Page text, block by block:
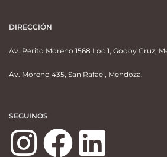
DIRECCIÓN
Av. Perito Moreno 1568 Loc 1, Godoy Cruz,
Av. Moreno 435, San Rafael, Mendoza.
SEGUINOS